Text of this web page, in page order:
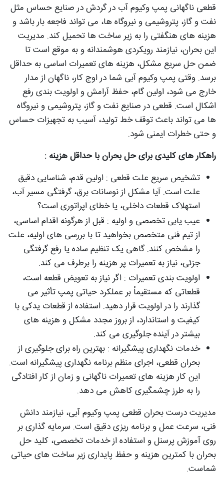
قطعی ناگهانی پمپ وکیوم آب در گردش در صنایع حساس مثل
نفت و گاز، پتروشیمی و نیروگاه‌ ها، می‌ تواند فاجعه‌ بار باشد و
هزینه‌ های هنگفتی را به زیر ساخت‌ ها تحمیل کند. مدیریت
این بحران، نیازمند رویکردی هوشمندانه و به‌ موقع است تا
ضمن حل سریع مشکل، هزینه‌ های تعمیرات اساسی به حداقل
برسد. وقتی پمپ وکیوم آبی شما در اوج کار، ناگهان از مدار
خارج می‌ شود، اولین گام، حفظ آرامش و اولویت‌ بندی رفع
اشکال است. قطعی در صنایع نفت و گاز، پتروشیمی و نیروگاه‌
ها می‌ تواند باعث توقف خط تولید، آسیب به تجهیزات حساس
و حتی خطرات ایمنی شود.
راهکار های کلیدی برای حل بحران با حداقل هزینه :
تشخیص سریع علت قطعی : اولین قدم، شناسایی دقیق
علت است. آیا مشکل از نوسانات برق، گرفتگی مسیر آب،
استهلاک قطعات داخلی، یا خطای اپراتوری است؟
عیب‌ یابی تخصصی و اولیه : قبل از هرگونه اقدام اساسی،
از تیم فنی متخصص بخواهید تا با بررسی‌ های اولیه، علت
را مشخص کنند. گاهی یک تنظیم ساده یا رفع گرفتگی
جزئی، نیاز به تعمیرات پر هزینه را برطرف می‌ کند.
اولویت‌ بندی تعمیرات : اگر نیاز به تعویض قطعه است،
قطعاتی که مستقیماً بر عملکرد حیاتی پمپ تأثیر می‌
گذارند را در اولویت قرار دهید. استفاده از قطعات یدکی با
کیفیت و استاندارد، از بروز مجدد مشکل و هزینه‌ های
بیشتر در آینده جلوگیری می‌ کند.
خدمات نگهداری پیشگیرانه : بهترین راه برای جلوگیری از
بحران قطعی، اجرای منظم برنامه نگهداری پیشگیرانه است.
این کار هزینه‌ های تعمیرات ناگهانی و زمان از کار افتادگی
را به طرز چشمگیری کاهش می‌ دهد.
مدیریت درست بحران قطعی پمپ وکیوم آبی، نیازمند دانش
فنی، سرعت عمل و برنامه‌ ریزی دقیق است. سرمایه‌ گذاری بر
روی آموزش پرسنل و استفاده از خدمات تخصصی، کلید حل
بحران با کمترین هزینه و حفظ پایداری زیر ساخت‌ های حیاتی
شماست.